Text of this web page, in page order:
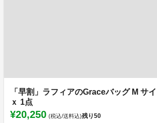
「早割」ラフィアのGraceバッグ M サ
ｘ 1点
¥20,250 (税込/送料込)残り50